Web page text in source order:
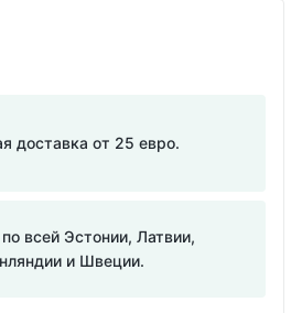
доставка от 25 евро.
всей Эстонии, Латвии,
и Швеции.